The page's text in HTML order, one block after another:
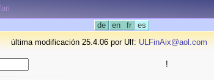
de en fr es
última modificación 25.4.06 por Ulf: ULFinAix@aol.com
!